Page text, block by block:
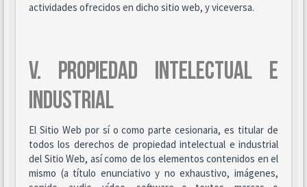
actividades ofrecidos en dicho sitio web, y viceversa.
V. PROPIEDAD INTELECTUAL E
INDUSTRIAL
El Sitio Web por sí o como parte cesionaria, es titular de
todos los derechos de propiedad intelectual e industrial
del Sitio Web, así como de los elementos contenidos en el
mismo (a título enunciativo y no exhaustivo, imágenes,